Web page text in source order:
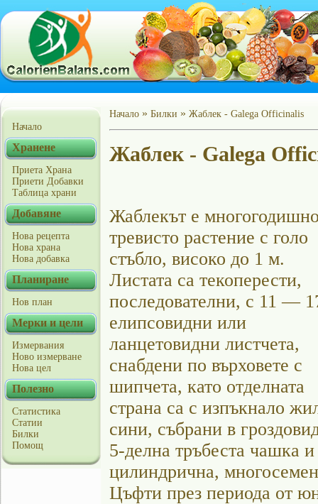
Начало
Хранене
Приета Храна
Приети Добавки
Таблица храни
Добавяне
Нова рецепта
Нова храна
Нова добавка
Планиране
Нов план
Мерки и цели
Измервания
Ново измерване
Нова цел
Полезно
Статистика
Статии
Билки
Помощ
Начало » Билки » Жаблек - Galega Officinalis
Жаблек - Galega
Жаблекът е
тревисто растение с голо
стъбло, високо до 1 м.
Листата са текоперести,
последователни, с 11 —
елипсовидни или
ланцетовидни листчета,
снабдени по върховете с
шипчета, като отделната
страна са с изпъкнало
сини, събрани в
5-делна тръбеста чашка
цилиндрична,
Цъфти през периода от